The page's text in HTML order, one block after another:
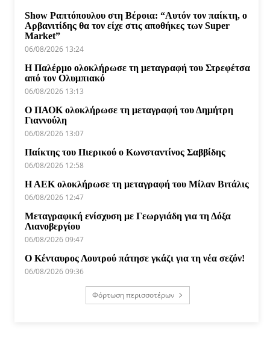
Show Ραπτόπουλου στη Βέροια: “Αυτόν τον παίκτη, ο
Αρβανιτίδης θα τον είχε στις αποθήκες των Super
Market”
06/08/2026 13:24
Η Παλέρμο ολοκλήρωσε τη μεταγραφή του Στρεφέτσα
από τον Ολυμπιακό
06/08/2026 13:13
Ο ΠΑΟΚ ολοκλήρωσε τη μεταγραφή του Δημήτρη
Γιαννούλη
06/08/2026 13:07
Παίκτης του Πιερικού ο Κωνσταντίνος Σαββίδης
06/08/2026 12:58
Η ΑΕΚ ολοκλήρωσε τη μεταγραφή του Μίλαν Βιτάλις
06/08/2026 12:47
Μεταγραφική ενίσχυση με Γεωργιάδη για τη Δόξα
Λιανοβεργίου
06/08/2026 09:47
Ο Κένταυρος Λουτρού πάτησε γκάζι για τη νέα σεζόν!
06/08/2026 09:36
Φόρτωση περισσοτέρων